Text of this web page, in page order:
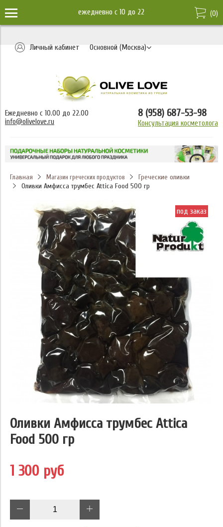
ежедневно c 10 до 22 (0)
Личный кабинет Основной (Москва)
Ежедневно с 10.00 до 22.00
info@olivelove.ru
8 (958) 687-53-98
Консультация косметолога
Главная Магазин греческих продуктов
Греческие оливки
Оливки Амфисса трумбес Attica Food 500 гр
под заказ
Оливки Амфисса трумбес Attica
Food 500 гр
1 300 руб